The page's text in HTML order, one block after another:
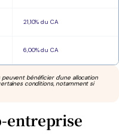
21,10% du CA
6,00% du CA
bénéficier d'une allocation
conditions, notamment si
entreprise